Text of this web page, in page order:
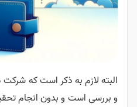
البته لازم به ذکر است که شرکت
و بررسی است و بدون انجام